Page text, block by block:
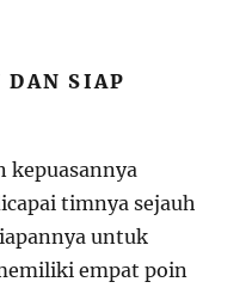
DAN SIAP
kepuasannya
timnya sejauh
untuk
empat poin